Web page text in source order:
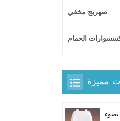
صهريج مخفي
الحمام
مميزة